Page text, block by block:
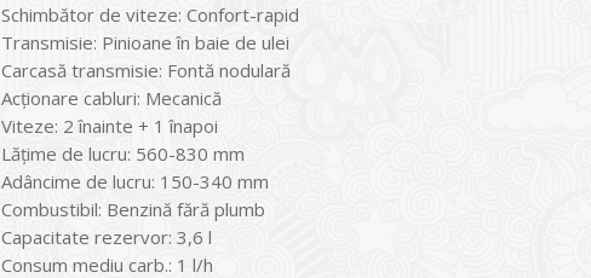
Schimbător de viteze: Confort-rapid
Transmisie: Pinioane în baie de ulei
Carcasă transmisie: Fontă nodulară
Acţionare cabluri: Mecanică
Viteze: 2 înainte + 1 înapoi
Lățime de lucru: 560-830 mm
Adâncime de lucru: 150-340 mm
Combustibil: Benzină fără plumb
Capacitate rezervor: 3,6 l
Consum mediu carb.: 1 l/h